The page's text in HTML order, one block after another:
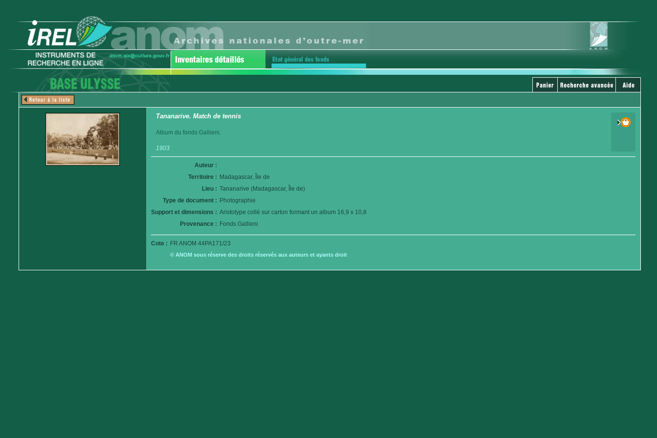
Tananarive. Match de tennis
Album du fonds Gallieni.
1903
Auteur :
Territoire : Madagascar, Île de
Lieu : Tananarive (Madagascar, Île de)
Type de document : Photographie
Support et dimensions : Aristotype collé sur carton formant un album 16,9 x 10,8
Provenance : Fonds Gallieni
Cote : FR ANOM 44PA171/23
© ANOM sous réserve des droits réservés aux auteurs et ayants droit